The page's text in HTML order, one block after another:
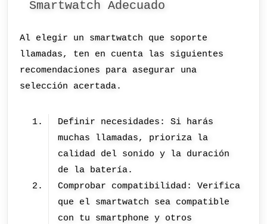
Smartwatch Adecuado
Al elegir un smartwatch que soporte
llamadas, ten en cuenta las siguientes
recomendaciones para asegurar una
selección acertada.
Definir necesidades: Si harás
muchas llamadas, prioriza la
calidad del sonido y la duración
de la batería.
Comprobar compatibilidad: Verifica
que el smartwatch sea compatible
con tu smartphone y otros